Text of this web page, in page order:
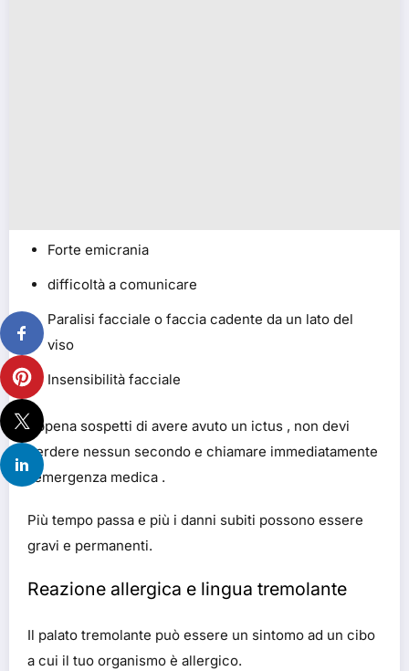
Forte emicrania
difficoltà a comunicare
Paralisi facciale o faccia cadente da un lato del
viso
Insensibilità facciale
Appena sospetti di avere avuto un ictus , non devi
perdere nessun secondo e chiamare immediatamente
l’emergenza medica .
Più tempo passa e più i danni subiti possono essere
gravi e permanenti.
Reazione allergica e lingua tremolante
Il palato tremolante può essere un sintomo ad un cibo
a cui il tuo organismo è allergico.